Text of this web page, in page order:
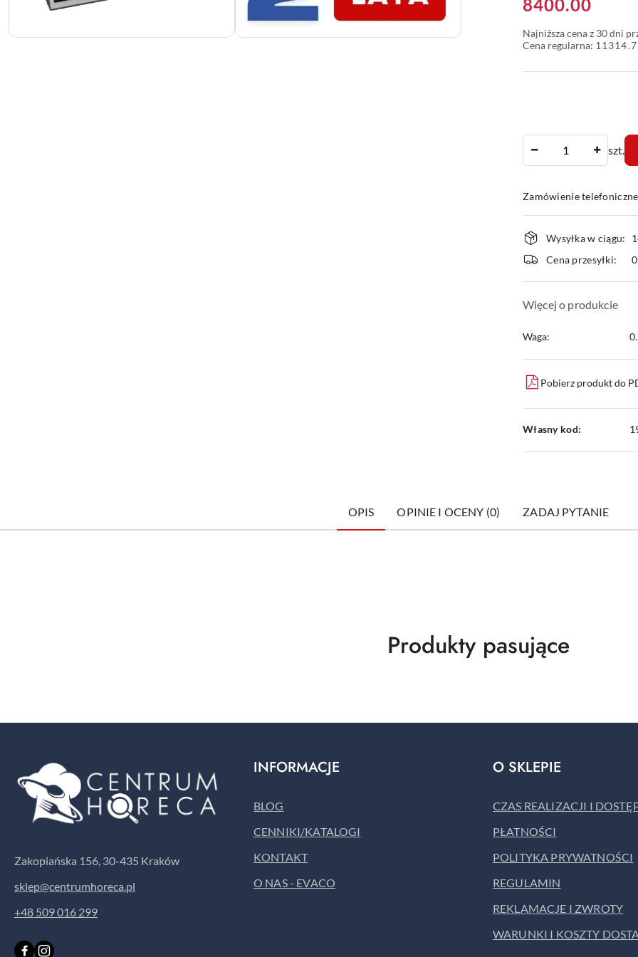
8400.00
Najniższa cena z 30 dni
Cena regularna:
szt.
Zamówienie
Dostępność
i
dostawa
Wysyłka w ciągu:
Cena przesyłki:
0
Więcej o produkcie
Waga:
Pobierz produkt do
Własny kod:
OPIS OPINIE I OCENY (0) ZADAJ PYTANIE
Produkty
Produkty pasujące
Zakopiańska 156, 30-435 Kraków
sklep@centrumhoreca.pl
+48 509 016 299
INFORMACJE
BLOG
CENNIKI/KATALOGI
KONTAKT
O NAS - EVACO
O SKLEPIE
CZAS REALIZACJI I
PŁATNOŚCI
POLITYKA PRYWATNOŚCI
REGULAMIN
REKLAMACJE I ZWROTY
WARUNKI I KOSZTY